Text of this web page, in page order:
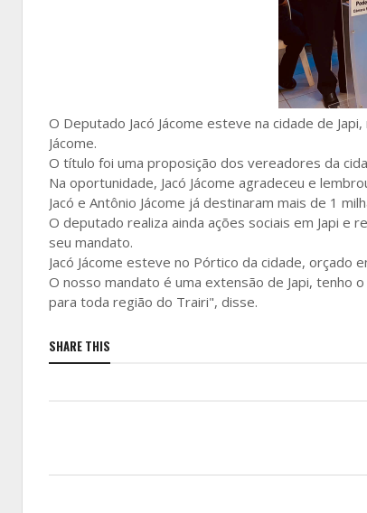
O Deputado Jacó Jácome esteve na cidade de
Jácome.
O título foi uma proposição dos vereadores da
Na oportunidade, Jacó Jácome agradeceu e
Jacó e Antônio Jácome já destinaram mais de 1
O deputado realiza ainda ações sociais em Japi e
seu mandato.
Jacó Jácome esteve no Pórtico da cidade, orçado
O nosso mandato é uma extensão de Japi, tenho
para toda região do Trairi", disse.
SHARE THIS